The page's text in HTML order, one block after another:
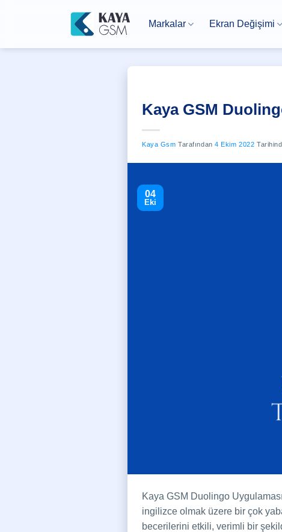
Markalar Ekran Değişimi
Kaya GSM
Kaya Gsm Tarafından 4 Ekim 2022
04
Eki
Kaya GSM Duolingo
ingilizce olmak üzere bir çok
becerilerini etkili, verimli bir